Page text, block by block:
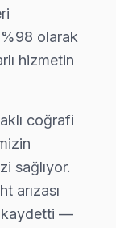
incelemesi
9 yıllık
ünitesi
alma fiyatıyla
bu
takvim
sırasında
ve yaz
kampanyaları
%98 olarak
hizmetin
coğrafi
sağlıyor.
arızası
kaydetti —